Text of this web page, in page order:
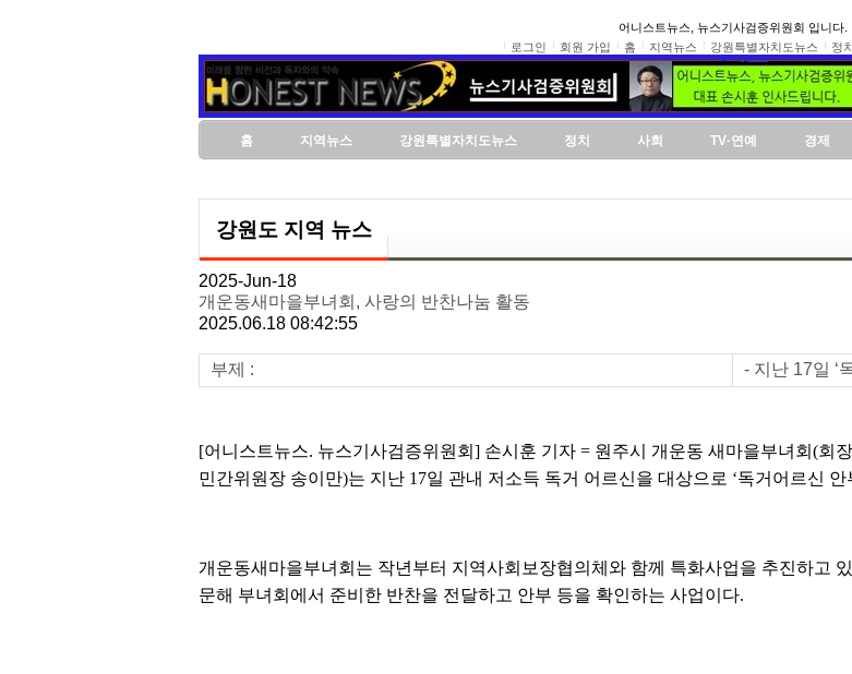
어니스트뉴스, 뉴스기사검증위원회 입니다.
로그인
회원 가입 홈 지역뉴스 강원특별자치도뉴스 정
홈 지역뉴스 강원특별자치도뉴스 정치 사회 TV·연예 경제
강원도 지역 뉴스
2025-Jun-18
개운동새마을부녀회, 사랑의 반찬나눔 활동
2025.06.18 08:42:55
부제 : - 지난 17일 ‘
[어니스트뉴스. 뉴스기사검증위원회] 손시훈 기자 = 원주시 개운동 새마을부녀회(회
민간위원장 송이만)는 지난 17일 관내 저소득 독거 어르신을 대상으로 ‘독거어르신
개운동새마을부녀회는 작년부터 지역사회보장협의체와 함께 특화사업을 추진하고
문해 부녀회에서 준비한 반찬을 전달하고 안부 등을 확인하는 사업이다.